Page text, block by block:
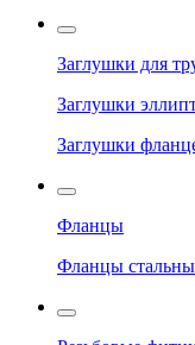
Заглушки для
Заглушки
Заглушки
Фланцы
Фланцы